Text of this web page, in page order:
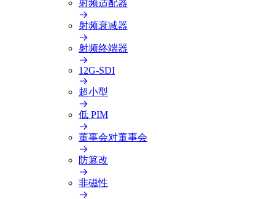
射频适配器
射频衰减器
射频终端器
12G-SDI
超小型
低 PIM
董事会对董事会
防篡改
非磁性